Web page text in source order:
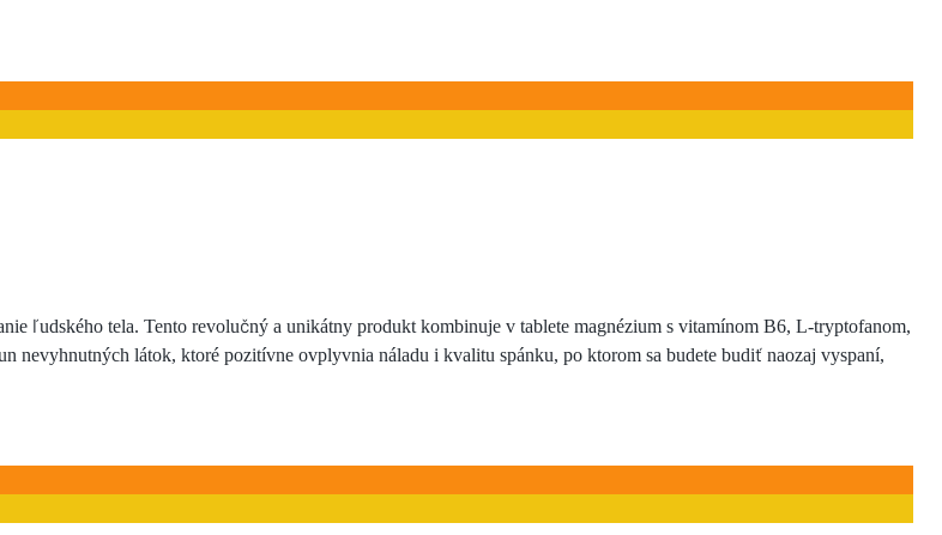
ľudského tela. Tento revolučný a unikátny produkt kombinuje v tablete magnézium s vitamínom B6, L-tryptofanom,
nevyhnutných látok, ktoré pozitívne ovplyvnia náladu i kvalitu spánku, po ktorom sa budete budiť naozaj vyspaní,